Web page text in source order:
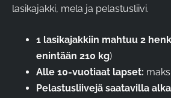
lasikajakki, mela ja pelastusliivi.
1 lasikajakkiin mahtuu 2
enintään 210 kg)
Alle 10-vuotiaat lapset:
Pelastusliivejä saatavilla